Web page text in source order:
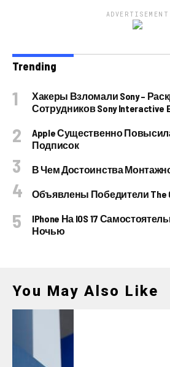
ADVERTISEMENT
Trending
Хакеры Взломали Sony –
Сотрудников Sony Interactive
Apple Существенно
Подписок
В Чем Достоинства
Объявлены Победители The
IPhone На IOS 17
Ночью
You May Also Like